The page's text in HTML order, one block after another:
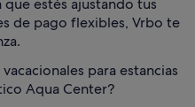
que estés ajustando tus
de pago flexibles, Vrbo te
para estancias
Aqua Center?